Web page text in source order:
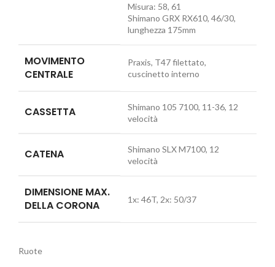
Misura: 58, 61
Shimano GRX RX610, 46/30,
lunghezza 175mm
MOVIMENTO
CENTRALE
Praxis, T47 filettato,
cuscinetto interno
CASSETTA
Shimano 105 7100, 11-36, 12
velocità
CATENA
Shimano SLX M7100, 12
velocità
DIMENSIONE MAX.
DELLA CORONA
1x: 46T, 2x: 50/37
Ruote